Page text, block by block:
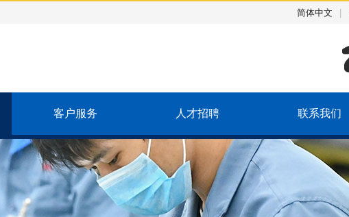
简体中文
客户服务 人才招聘 联系我们